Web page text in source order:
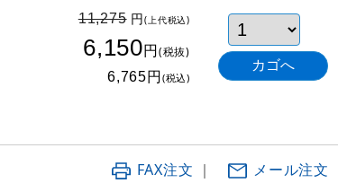
11,275円(上代税込)
6,150円(税抜)
6,765円(税込)
FAX注文 ｜ メール注文